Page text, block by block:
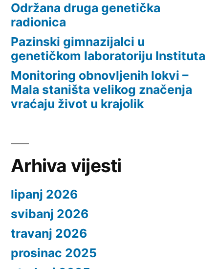
Održana druga genetička
radionica
Pazinski gimnazijalci u
genetičkom laboratoriju Instituta
Monitoring obnovljenih lokvi –
Mala staništa velikog značenja
vraćaju život u krajolik
Arhiva vijesti
lipanj 2026
svibanj 2026
travanj 2026
prosinac 2025